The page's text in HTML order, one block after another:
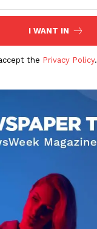
1
I WANT IN
the Privacy Policy.